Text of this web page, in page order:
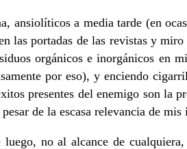
ansiolíticos a media tarde (en
portadas de las revistas y
orgánicos e inorgánicos en
por eso), y enciendo
presentes del enemigo son la
de la escasa relevancia de
no al alcance de